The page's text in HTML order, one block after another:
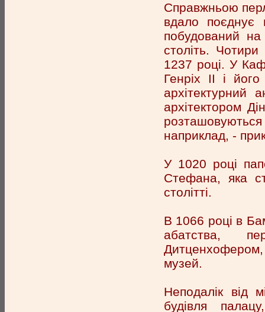
Справжньою
вдало поєднує
побудований
століть.
1237 році. У
Генріх II і
архітектурний
архітектором
наприклад, -
У 1020 році
Стефана, яка
столітті.
В 1066 році в
абатства,
Дитценхофером,
музей.
Неподалік від
будівля